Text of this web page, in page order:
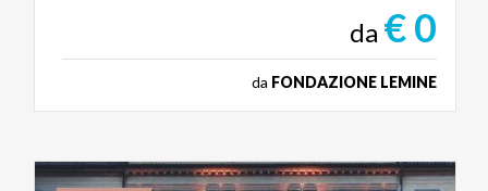
da € 0
da FONDAZIONE LEMINE